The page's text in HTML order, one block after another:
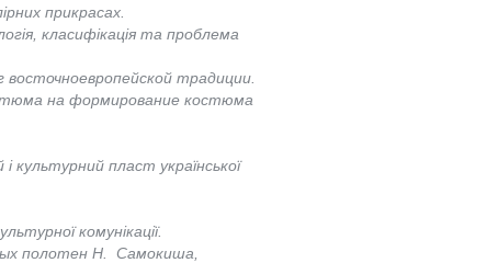
прикрасах.
класифікація та проблема
традиции.
на формирование костюма
культурний пласт української
комунікації.
полотен Н. Самокиша,